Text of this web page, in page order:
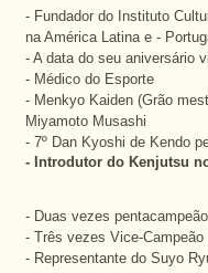
- Fundador do Instituto
na América Latina e -
- A data do seu aniversário
- Médico do Esporte
- Menkyo Kaiden (Grão
Miyamoto Musashi
- 7º Dan Kyoshi de Kendo
- Introdutor do Kenjutsu
- Duas vezes
- Três vezes Vice-Campeão
- Representante do Suyo